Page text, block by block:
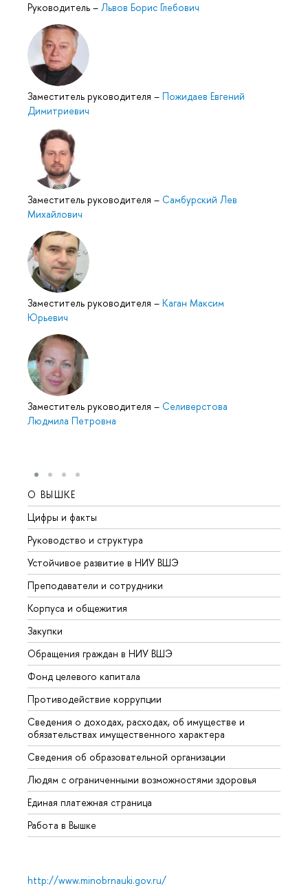
Руководитель – Львов Борис Глебович
Заместитель руководителя – Пожидаев Евгений
Димитриевич
Заместитель руководителя – Самбурский Лев
Михайлович
Заместитель руководителя – Каган Максим
Юрьевич
Заместитель руководителя – Селиверстова
Людмила Петровна
О ВЫШКЕ
Цифры и факты
Руководство и структура
Устойчивое развитие в НИУ ВШЭ
Преподаватели и сотрудники
Корпуса и общежития
Закупки
Обращения граждан в НИУ ВШЭ
Фонд целевого капитала
Противодействие коррупции
Сведения о доходах, расходах, об имуществе и
обязательствах имущественного характера
Сведения об образовательной организации
Людям с ограниченными возможностями здоровья
Единая платежная страница
Работа в Вышке
http://www.minobrnauki.gov.ru/